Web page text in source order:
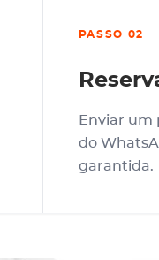
PASSO 02
Enviar um
do
garantida.